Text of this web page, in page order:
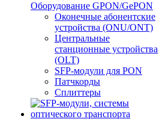
Оборудование GPON/GePON
Оконечные абонентские
устройства (ONU/ONT)
Центральные
станционные устройства
(OLT)
SFP-модули для PON
Патчкорды
Сплиттеры